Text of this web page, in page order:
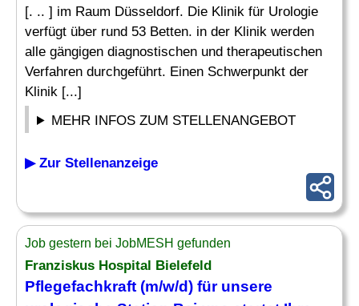
[. .. ] im Raum Düsseldorf. Die Klinik für Urologie
verfügt über rund 53 Betten. in der Klinik werden
alle gängigen diagnostischen und therapeutischen
Verfahren durchgeführt. Einen Schwerpunkt der
Klinik [...]
MEHR INFOS ZUM STELLENANGEBOT
▶ Zur Stellenanzeige
Job gestern bei JobMESH gefunden
Franziskus Hospital Bielefeld
Pflegefachkraft (m/w/d) für unsere